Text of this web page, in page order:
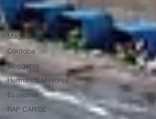
Bolívar
Sucre
Magdalena
Córdoba
Bloggeros
Hermanos Mayores
Economía
RAP CARIBE